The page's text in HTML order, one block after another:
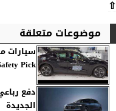
⇧
موضوعات متعلقة
Pick
دفع
الجديدة